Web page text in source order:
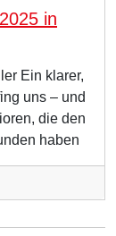
in
Ein klarer,
uns – und
die den
haben